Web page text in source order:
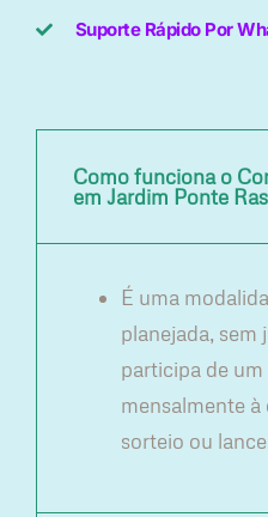
Suporte Rápido Por
Como funciona o
em Jardim Ponte
É uma
planejada, sem
participa de
mensalmente
sorteio ou